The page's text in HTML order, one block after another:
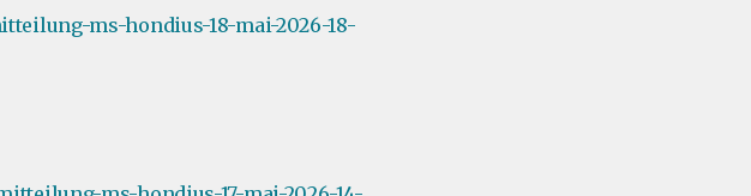
ms-hondius-18-mai-2026-18-